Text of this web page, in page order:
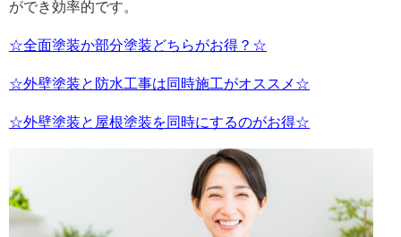
ができ効率的です。
☆全面塗装か部分塗装どちらがお得？☆
☆外壁塗装と防水工事は同時施工がオススメ☆
☆外壁塗装と屋根塗装を同時にするのがお得☆